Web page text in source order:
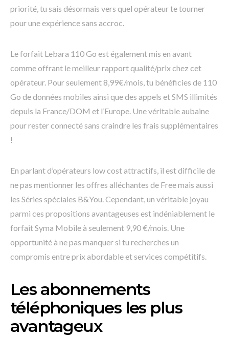
priorité, tu sais désormais vers quel opérateur te tourner
pour une expérience sans accroc.
Le forfait Lebara 110 Go est également mis en avant
comme offrant le meilleur rapport qualité/prix chez cet
opérateur. Pour seulement 8,99€/mois, tu bénéficies de 110
Go de données mobiles ainsi que des appels et SMS illimités
depuis la France/DOM et l’Europe. Une véritable aubaine
pour rester connecté sans craindre les frais supplémentaires
!
En parlant d’opérateurs low cost attractifs, il est difficile de
ne pas mentionner les offres alléchantes de Free mais aussi
les Séries spéciales B&You. Cependant, un véritable joyau
parmi ces propositions avantageuses est indéniablement le
forfait Syma Mobile à seulement 9,90 €/mois. Une
opportunité à ne pas manquer si tu recherches un
compromis entre prix abordable et services compétitifs.
Les abonnements
téléphoniques les plus
avantageux